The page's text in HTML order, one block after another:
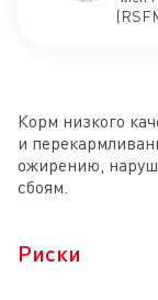
Корм низкого
и
ожирению,
сбоям.
Риски